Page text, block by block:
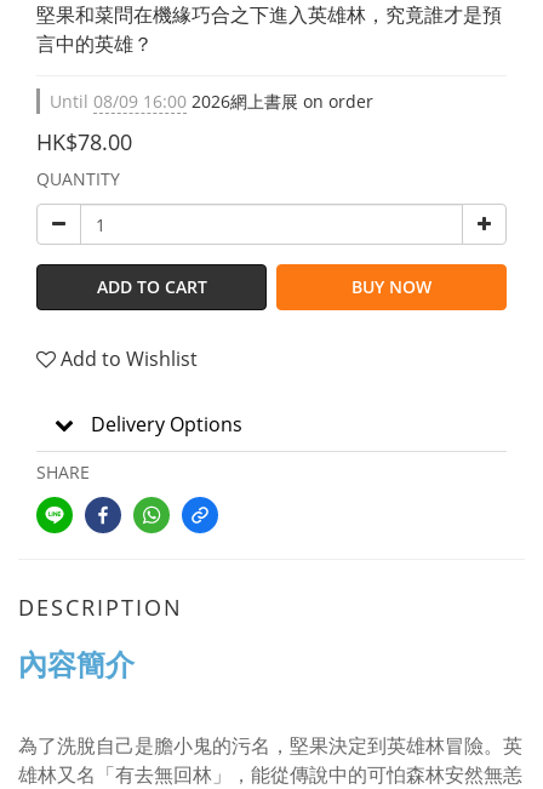
堅果和菜問在機緣巧合之下進入英雄林，究竟誰才是預
言中的英雄？
Until 08/09 16:00 2026網上書展 on order
HK$78.00
QUANTITY
ADD TO CART BUY NOW
Add to Wishlist
Delivery Options
SHARE
DESCRIPTION
內容簡介
為了洗脫自己是膽小鬼的污名，堅果決定到英雄林冒險。英
雄林又名「有去無回林」，能從傳說中的可怕森林安然無恙